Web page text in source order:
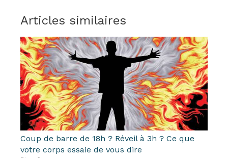
Articles similaires
Coup de barre de 18h ? Réveil à 3h ? Ce que
votre corps essaie de vous dire